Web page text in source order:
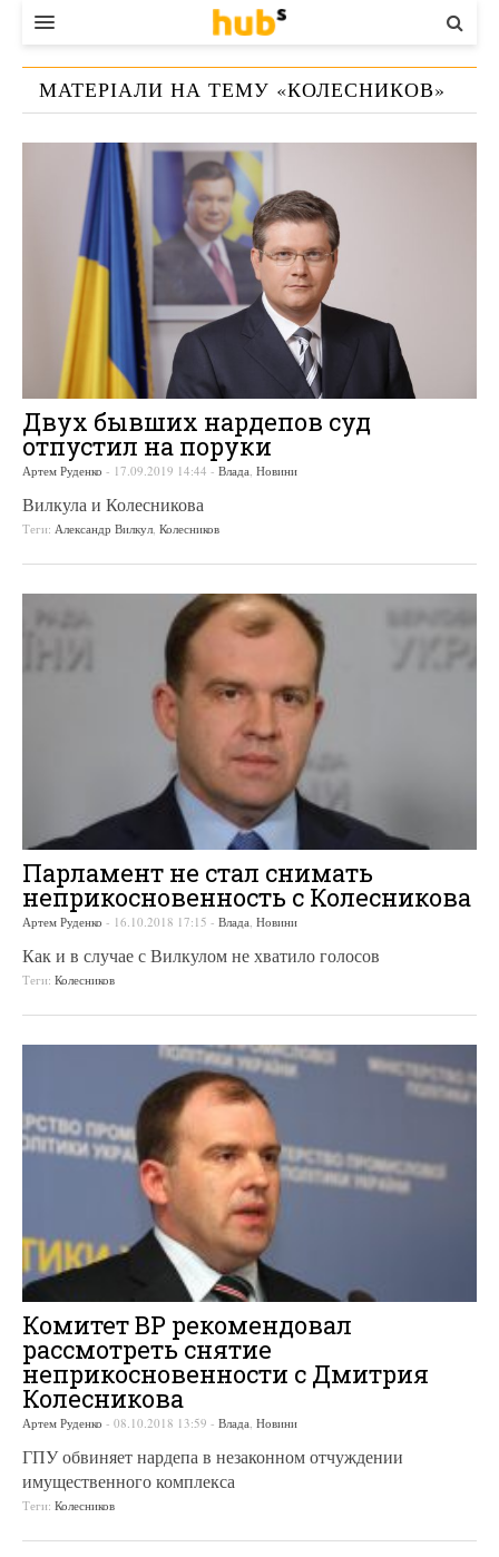
ВЛАДА
ЕКОНОМІКА
БІЗНЕС
СТАРТЕР
КОНТАКТИ
МАТЕРІАЛИ НА ТЕМУ «КОЛЕСНИКОВ»
Двух бывших нардепов суд
отпустил на поруки
Артем Руденко - 17.09.2019 14:44 - Влада Новини
Вилкула и Колесникова
Теги: Александр Вилкул Колесников
Парламент не стал снимать
неприкосновенность с Колесникова
Артем Руденко - 16.10.2018 17:15 - Влада, Новини
Как и в случае с Вилкулом не хватило голосов
Теги: Колесников
Комитет ВР рекомендовал
рассмотреть снятие
неприкосновенности с Дмитрия
Колесникова
Артем Руденко - 08.10.2018 13:59 - Влада Новини
ГПУ обвиняет нардепа в незаконном отчуждении
имущественного комплекса
Теги: Колесников